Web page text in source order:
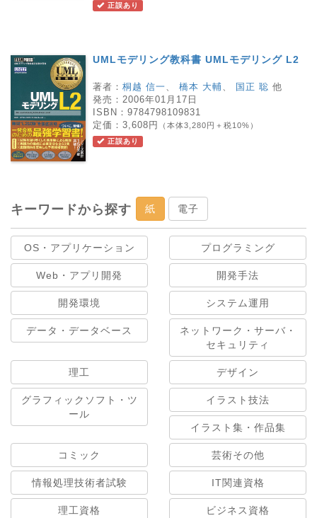
正誤あり
UMLモデリング教科書 UMLモデリング L2
著者： 桐越 信一 橋本 大輔 国正 聡 他
発売： 2006年01月17日
ISBN： 9784798109831
定価： 3,608円 （本体3,280円＋税10%）
正誤あり
キーワードから探す 紙 電子
OS・アプリケーション プログラミング
Web・アプリ開発 開発手法
開発環境 システム運用
データ・データベース
ネットワーク・サーバ・
セキュリティ
理工 デザイン
グラフィックソフト・ツ
ール
イラスト技法
イラスト集・作品集
コミック 芸術その他
情報処理技術者試験 IT関連資格
理工資格 ビジネス資格